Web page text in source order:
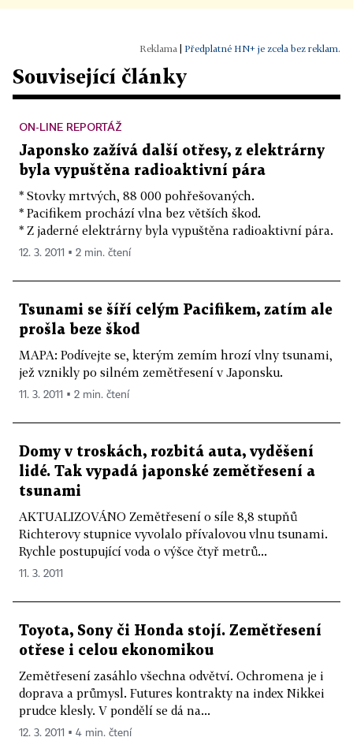
Předplatné HN+ je zcela bez reklam.
Související články
ON-LINE REPORTÁŽ
Japonsko zažívá další otřesy, z elektrárny
byla vypuštěna radioaktivní pára
* Stovky mrtvých, 88 000 pohřešovaných.
* Pacifikem prochází vlna bez větších škod.
* Z jaderné elektrárny byla vypuštěna radioaktivní pára.
12. 3. 2011 ▪ 2 min. čtení
Tsunami se šíří celým Pacifikem, zatím ale
prošla beze škod
MAPA: Podívejte se, kterým zemím hrozí vlny tsunami,
jež vznikly po silném zemětřesení v Japonsku.
11. 3. 2011 ▪ 2 min. čtení
Domy v troskách, rozbitá auta, vyděšení
lidé. Tak vypadá japonské zemětřesení a
tsunami
AKTUALIZOVÁNO Zemětřesení o síle 8,8 stupňů
Richterovy stupnice vyvolalo přívalovou vlnu tsunami.
Rychle postupující voda o výšce čtyř metrů...
11. 3. 2011
Toyota, Sony či Honda stojí. Zemětřesení
otřese i celou ekonomikou
Zemětřesení zasáhlo všechna odvětví. Ochromena je i
doprava a průmysl. Futures kontrakty na index Nikkei
prudce klesly. V pondělí se dá na...
12. 3. 2011 ▪ 4 min. čtení